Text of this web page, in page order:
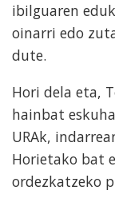
ibilguaren
oinarri edo
dute.
Hori dela eta,
hainbat
URAk,
Horietako bat
ordezkatzeko